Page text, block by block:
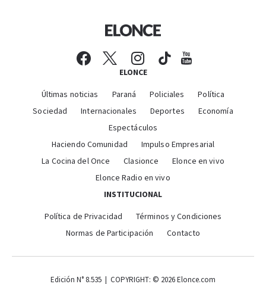
ELONCE
Últimas noticias Paraná Policiales
Política
Sociedad
Internacionales Deportes
Economía
Espectáculos
Haciendo Comunidad
Impulso Empresarial
La Cocina del Once
Clasionce
Elonce en vivo
Elonce Radio en vivo
INSTITUCIONAL
Política de Privacidad
Términos y Condiciones
Normas de Participación
Contacto
Edición N° 8.535 | COPYRIGHT: © 2026 Elonce.com